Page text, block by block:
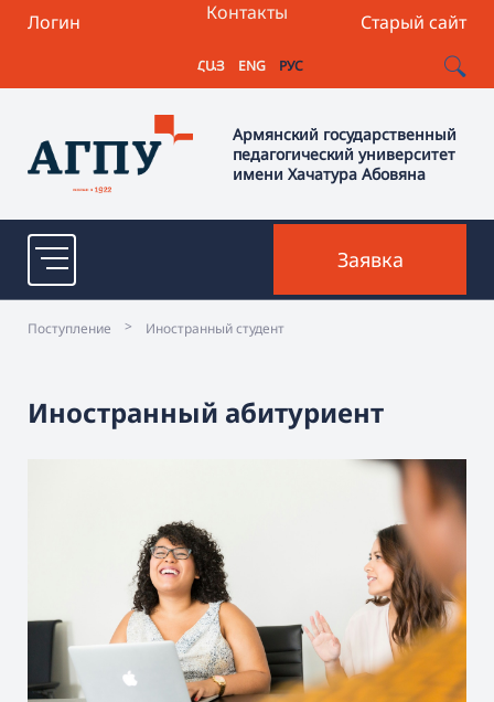
Логин Старый сайт
Контакты
ՀԱՅ ENG РУС
Армянский государственный
педагогический университет
имени Хачатура Абовяна
Заявка
Поступление > Иностранный студент
Иностранный абитуриент